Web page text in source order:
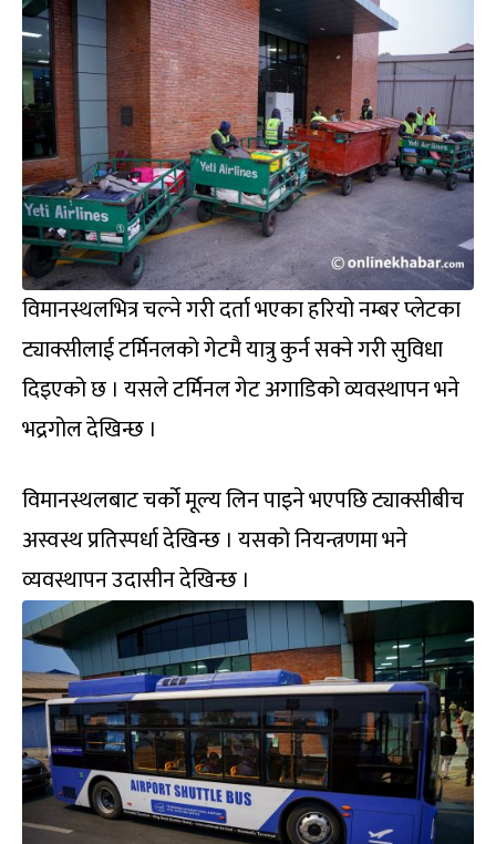
विमानस्थलभित्र चल्ने गरी दर्ता भएका हरियो नम्बर प्लेटका
ट्याक्सीलाई टर्मिनलको गेटमै यात्रु कुर्न सक्ने गरी सुविधा
दिइएको छ । यसले टर्मिनल गेट अगाडिको व्यवस्थापन भने
भद्रगोल देखिन्छ ।
विमानस्थलबाट चर्को मूल्य लिन पाइने भएपछि ट्याक्सीबीच
अस्वस्थ प्रतिस्पर्धा देखिन्छ । यसको नियन्त्रणमा भने
व्यवस्थापन उदासीन देखिन्छ ।